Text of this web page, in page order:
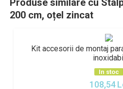
Produse similare cu
200 cm, oțel zincat
Kit accesorii de montaj
In stoc
108,54